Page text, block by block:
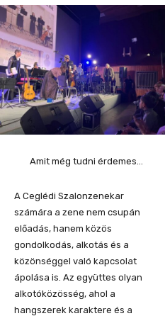
Amit még tudni érdemes…
A Ceglédi Szalonzenekar
számára a zene nem csupán
előadás, hanem közös
gondolkodás, alkotás és a
közönséggel való kapcsolat
ápolása is. Az együttes olyan
alkotóközösség, ahol a
hangszerek karaktere és a